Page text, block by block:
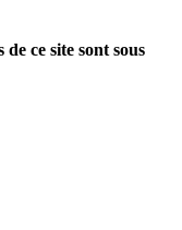
ce site sont sous